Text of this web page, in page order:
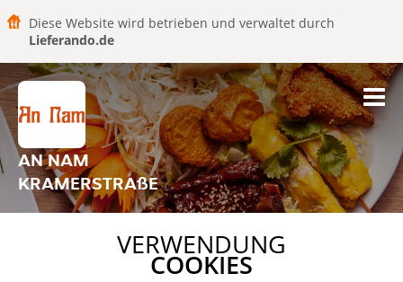
Diese Website wird betrieben und verwaltet durch
Lieferando.de
AN NAM
KRAMERSTRAßE
VERWENDUNG
COOKIES